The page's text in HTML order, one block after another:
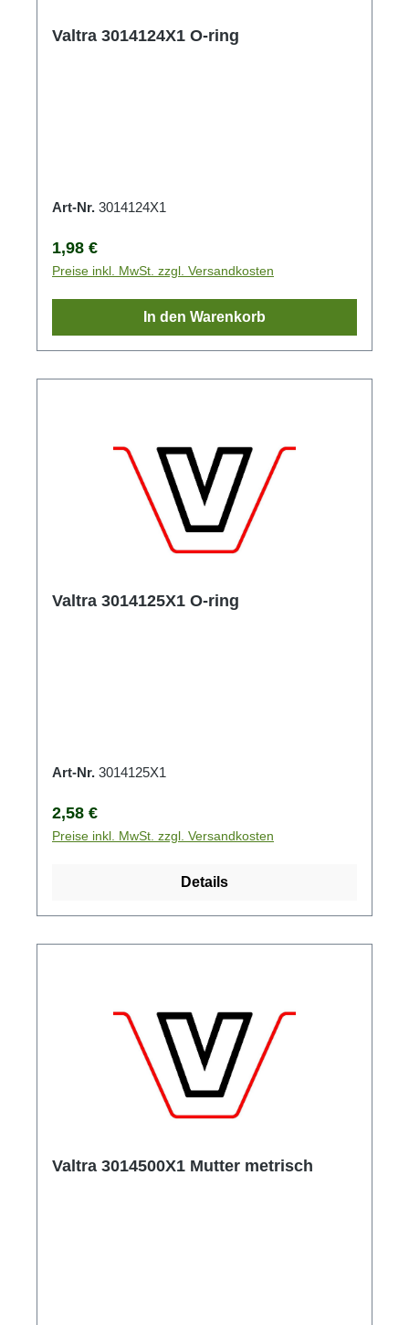
Valtra 3014124X1 O-ring
Art-Nr. 3014124X1
Regulärer Preis:
1,98 €
Preise inkl. MwSt. zzgl. Versandkosten
In den Warenkorb
Valtra 3014125X1 O-ring
Art-Nr. 3014125X1
Regulärer Preis:
2,58 €
Preise inkl. MwSt. zzgl. Versandkosten
Details
Valtra 3014500X1 Mutter metrisch